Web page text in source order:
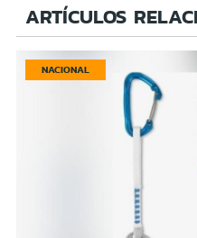
ARTÍCULOS
NACIONAL